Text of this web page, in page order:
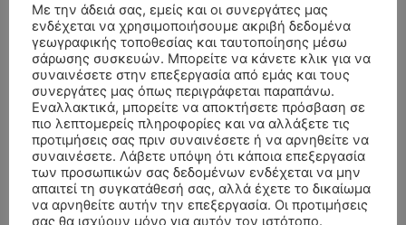
ΣΥΛΛΥΠΗΤΗΡΙΑ ΜΗΝΥΜΑΤΑ
Αλέξανδρος Σέρβοςεπί ΚΗΔΕΙΑ – ΣΑΒΒΑΤΟ 25/7/2026 –
ΧΑΡΑΛΑΜΠΟΣ ΚΑΥΚΙΑΣ ΕΤΩΝ 57
Με την άδειά σας, εμείς και οι συνεργάτες μας
ενδέχεται να χρησιμοποιήσουμε ακριβή δεδομένα
γεωγραφικής τοποθεσίας και ταυτοποίησης μέσω
σάρωσης συσκευών. Μπορείτε να κάνετε κλικ για να
συναινέσετε στην επεξεργασία από εμάς και τους
συνεργάτες μας όπως περιγράφεται παραπάνω.
Εναλλακτικά, μπορείτε να αποκτήσετε πρόσβαση σε
πιο λεπτομερείς πληροφορίες και να αλλάξετε τις
προτιμήσεις σας πριν συναινέσετε ή να αρνηθείτε να
συναινέσετε. Λάβετε υπόψη ότι κάποια επεξεργασία
των προσωπικών σας δεδομένων ενδέχεται να μην
απαιτεί τη συγκατάθεσή σας, αλλά έχετε το δικαίωμα
να αρνηθείτε αυτήν την επεξεργασία. Οι προτιμήσεις
σας θα ισχύουν μόνο για αυτόν τον ιστότοπο.